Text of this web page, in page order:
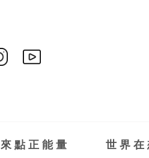
來點正能量 世界在